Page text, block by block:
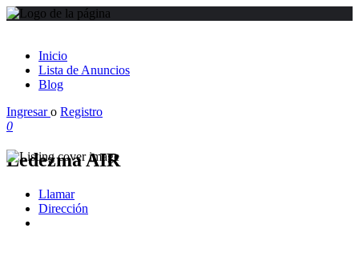
Inicio
Lista de Anuncios
Blog
Ingresaro Registro
0
Ledezma AIR
Llamar
Dirección